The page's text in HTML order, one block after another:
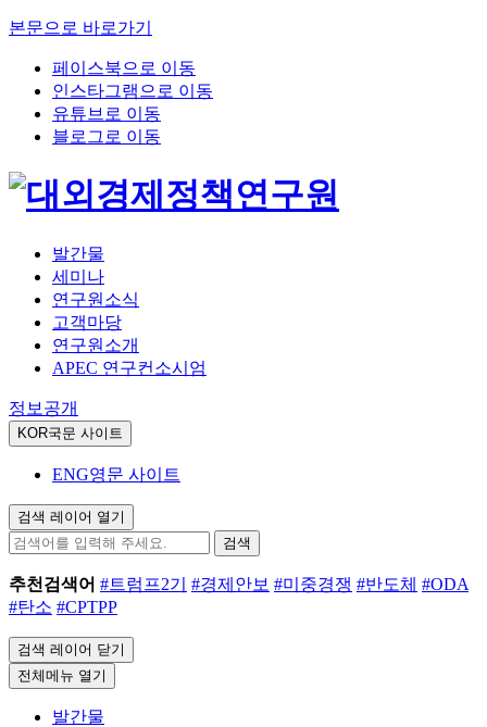
본문으로 바로가기
페이스북으로 이동
인스타그램으로 이동
유튜브로 이동
블로그로 이동
발간물
세미나
연구원소식
고객마당
연구원소개
APEC 연구컨소시엄
정보공개
KOR국문 사이트
ENG영문 사이트
검색 레이어 열기
검색
추천검색어 #트럼프2기 #경제안보 #미중경쟁 #반도체 #ODA
#탄소 #CPTPP
검색 레이어 닫기
전체메뉴 열기
발간물